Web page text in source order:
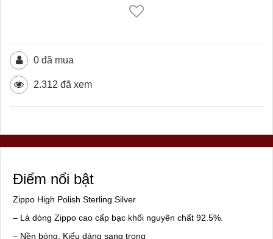
0 đã mua
2.312 đã xem
Điểm nổi bật
Zippo High Polish Sterling Silver
– Là dòng Zippo cao cấp bạc khối nguyên chất 92.5%.
– Nền bóng, Kiểu dáng sang trọng